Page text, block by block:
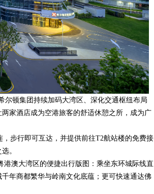
尔顿集团持续加码大湾区、深化交通枢纽布局
家酒店成为空港旅客的舒适休憩之所，成为广
步行即可互达，并提供前往T2航站楼的免费接
。
澳大湾区的便捷出行版图：乘坐东环城际线直
年商都繁华与岭南文化底蕴；更可快速通达佛
纸 武汉配眼镜 上海配眼镜